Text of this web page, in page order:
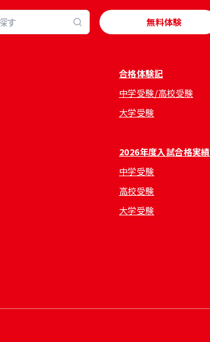
無料体験
合格体験記
中学受験/高校受験
大学受験
2026年度入試合格実績
中学受験
高校受験
大学受験